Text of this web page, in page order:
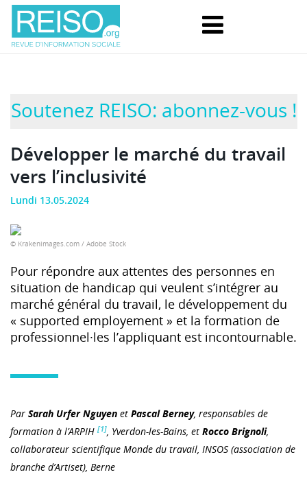
Soutenez REISO: abonnez-vous !
Développer le marché du travail
vers l’inclusivité
Lundi 13.05.2024
© Krakenimages.com / Adobe Stock
Pour répondre aux attentes des personnes en
situation de handicap qui veulent s’intégrer au
marché général du travail, le développement du
« supported employement » et la formation de
professionnel·les l’appliquant est incontournable.
Par Sarah Urfer Nguyen et Pascal Berney, responsables de
formation à l’ARPIH [1], Yverdon-les-Bains, et Rocco Brignoli,
collaborateur scientifique Monde du travail, INSOS (association de
branche d’Artiset), Berne